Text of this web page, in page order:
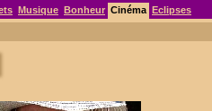
Musique Bonheur Cinéma Eclipses